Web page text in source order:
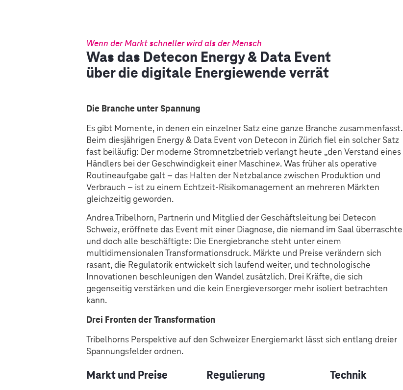
Wenn der Markt schneller wird als der Mensch
Was das Detecon Energy & Data Event
über die digitale Energiewende verrät
Die Branche unter Spannung
Es gibt Momente, in denen ein einzelner Satz eine ganze Branche zusammenfasst.
Beim diesjährigen Energy & Data Event von Detecon in Zürich fiel ein solcher Satz
fast beiläufig: Der moderne Stromnetzbetrieb verlangt heute „den Verstand eines
Händlers bei der Geschwindigkeit einer Maschine». Was früher als operative
Routineaufgabe galt – das Halten der Netzbalance zwischen Produktion und
Verbrauch – ist zu einem Echtzeit-Risikomanagement an mehreren Märkten
gleichzeitig geworden.
Andrea Tribelhorn, Partnerin und Mitglied der Geschäftsleitung bei Detecon
Schweiz, eröffnete das Event mit einer Diagnose, die niemand im Saal überraschte
und doch alle beschäftigte: Die Energiebranche steht unter einem
multidimensionalen Transformationsdruck. Märkte und Preise verändern sich
rasant, die Regulatorik entwickelt sich laufend weiter, und technologische
Innovationen beschleunigen den Wandel zusätzlich. Drei Kräfte, die sich
gegenseitig verstärken und die kein Energieversorger mehr isoliert betrachten
kann.
Drei Fronten der Transformation
Tribelhorns Perspektive auf den Schweizer Energiemarkt lässt sich entlang dreier
Spannungsfelder ordnen.
Markt und Preise Regulierung Technik